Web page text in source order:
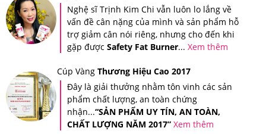
Nghệ sĩ Trịnh Kim Chi vẫn luôn lo lắng về
vấn đề cân nặng của mình và sản phẩm hỗ
trợ giảm cân nói riêng, nhưng cho đến khi
gặp được Safety Fat Burner... Xem thêm
Cúp Vàng Thương Hiệu Cao 2017
Đây là giải thưởng nhằm tôn vinh các sản
phẩm chất lượng, an toàn chứng
nhận...“SẢN PHẨM UY TÍN, AN TOÀN,
CHẤT LƯỢNG NĂM 2017” Xem thêm